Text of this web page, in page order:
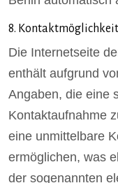
8.
Die Internetseite
enthält aufgrund
Angaben, die eine
Kontaktaufnahme
eine unmittelbare
ermöglichen, was
der sogenannten